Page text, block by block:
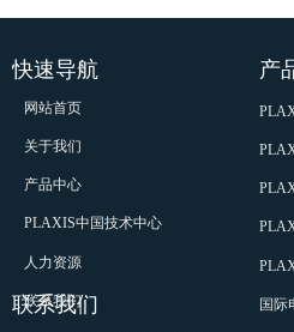
产
国际
网站首页
关于我们
产品中心
PLAXIS中国技术中心
人力资源
联系我们
快速导航
联系我们